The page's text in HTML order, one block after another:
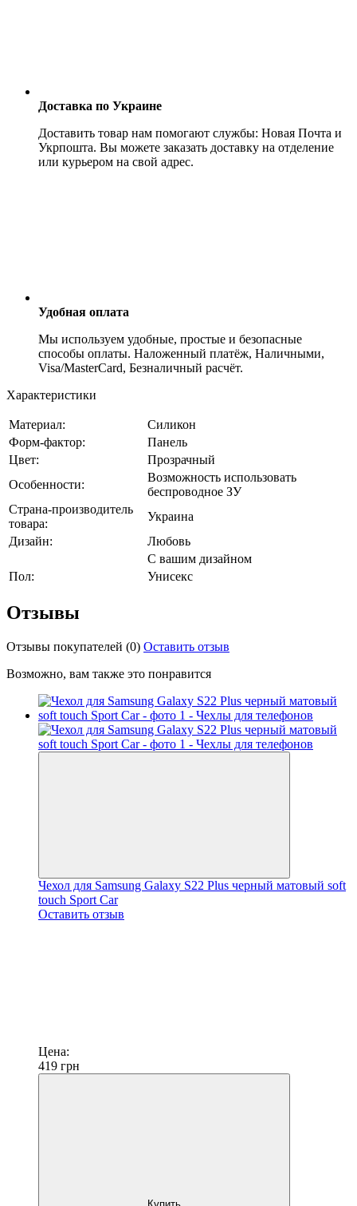
Доставка по Украине
Доставить товар нам помогают службы: Новая Почта и
Укрпошта. Вы можете заказать доставку на отделение
или курьером на свой адрес.
Удобная оплата
Мы используем удобные, простые и безопасные
способы оплаты. Наложенный платёж, Наличными,
Visa/MasterCard, Безналичный расчёт.
Характеристики
Материал:
Силикон
Форм-фактор:
Панель
Цвет:
Прозрачный
Особенности:
Возможность использовать
беспроводное ЗУ
Страна-производитель
товара:
Украина
Дизайн:
Любовь
С вашим дизайном
Пол:
Унисекс
Отзывы
Отзывы покупателей (0) Оставить отзыв
Возможно, вам также это понравится
Чехол для Samsung Galaxy S22 Plus черный матовый soft
touch Sport Car
Оставить отзыв
Цена:
419 грн